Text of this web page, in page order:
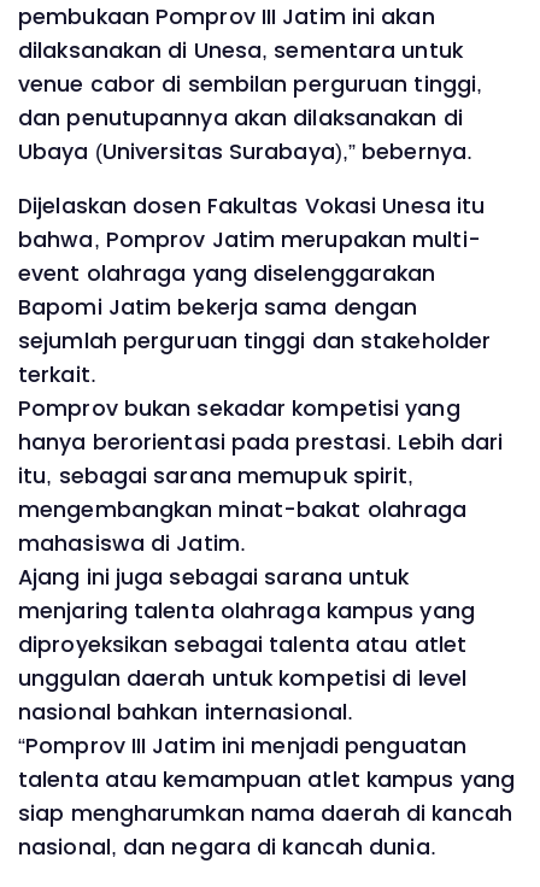
pembukaan Pomprov III Jatim ini akan
dilaksanakan di Unesa, sementara untuk
venue cabor di sembilan perguruan tinggi,
dan penutupannya akan dilaksanakan di
Ubaya (Universitas Surabaya),” bebernya.
Dijelaskan dosen Fakultas Vokasi Unesa itu
bahwa, Pomprov Jatim merupakan multi-
event olahraga yang diselenggarakan
Bapomi Jatim bekerja sama dengan
sejumlah perguruan tinggi dan stakeholder
terkait.
Pomprov bukan sekadar kompetisi yang
hanya berorientasi pada prestasi. Lebih dari
itu, sebagai sarana memupuk spirit,
mengembangkan minat-bakat olahraga
mahasiswa di Jatim.
Ajang ini juga sebagai sarana untuk
menjaring talenta olahraga kampus yang
diproyeksikan sebagai talenta atau atlet
unggulan daerah untuk kompetisi di level
nasional bahkan internasional.
“Pomprov III Jatim ini menjadi penguatan
talenta atau kemampuan atlet kampus yang
siap mengharumkan nama daerah di kancah
nasional, dan negara di kancah dunia.